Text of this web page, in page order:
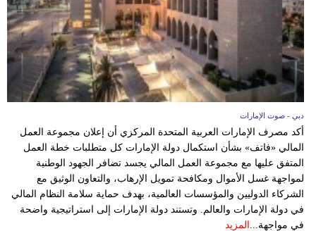
دبي - صوت الإمارات
أكد مصرف الإمارات العربية المتحدة المركزي أن إعلان مجموعة العمل
المالي «فاتف» بشأن استكمال دولة الإمارات كل متطلبات خطة العمل
المتفق عليها مع مجموعة العمل المالي يجسد تضافر الجهود الوطنية
لمواجهة غسل الأموال ومكافحة تمويل الإرهاب، والتعاون الوثيق مع
الشركاء الدوليين والمؤسسات العالمية، بهدف حماية سلامة النظام المالي
في دولة الإمارات والعالم. وتستند دولة الإمارات إلى استراتيجية واضحة
في مواجهة...
المزيد